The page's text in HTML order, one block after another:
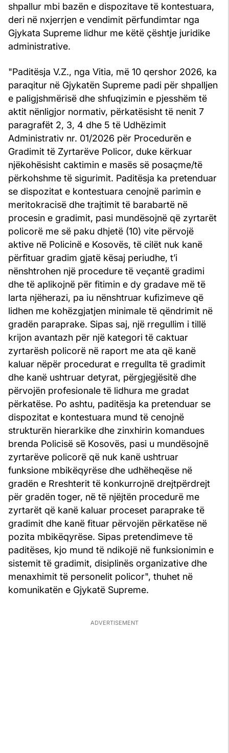
shpallur mbi bazën e dispozitave të kontestuara,
deri në nxjerrjen e vendimit përfundimtar nga
Gjykata Supreme lidhur me këtë çështje juridike
administrative.
"Paditësja V.Z., nga Vitia, më 10 qershor 2026, ka
paraqitur në Gjykatën Supreme padi për shpalljen
e paligjshmërisë dhe shfuqizimin e pjesshëm të
aktit nënligjor normativ, përkatësisht të nenit 7
paragrafët 2, 3, 4 dhe 5 të Udhëzimit
Administrativ nr. 01/2026 për Procedurën e
Gradimit të Zyrtarëve Policor, duke kërkuar
njëkohësisht caktimin e masës së posaçme/të
përkohshme të sigurimit. Paditësja ka pretenduar
se dispozitat e kontestuara cenojnë parimin e
meritokracisë dhe trajtimit të barabartë në
procesin e gradimit, pasi mundësojnë që zyrtarët
policorë me së paku dhjetë (10) vite përvojë
aktive në Policinë e Kosovës, të cilët nuk kanë
përfituar gradim gjatë kësaj periudhe, t’i
nënshtrohen një procedure të veçantë gradimi
dhe të aplikojnë për fitimin e dy gradave më të
larta njëherazi, pa iu nënshtruar kufizimeve që
lidhen me kohëzgjatjen minimale të qëndrimit në
gradën paraprake. Sipas saj, një rregullim i tillë
krijon avantazh për një kategori të caktuar
zyrtarësh policorë në raport me ata që kanë
kaluar nëpër procedurat e rregullta të gradimit
dhe kanë ushtruar detyrat, përgjegjësitë dhe
përvojën profesionale të lidhura me gradat
përkatëse. Po ashtu, paditësja ka pretenduar se
dispozitat e kontestuara mund të cenojnë
strukturën hierarkike dhe zinxhirin komandues
brenda Policisë së Kosovës, pasi u mundësojnë
zyrtarëve policorë që nuk kanë ushtruar
funksione mbikëqyrëse dhe udhëheqëse në
gradën e Rreshterit të konkurrojnë drejtpërdrejt
për gradën toger, në të njëjtën procedurë me
zyrtarët që kanë kaluar proceset paraprake të
gradimit dhe kanë fituar përvojën përkatëse në
pozita mbikëqyrëse. Sipas pretendimeve të
paditëses, kjo mund të ndikojë në funksionimin e
sistemit të gradimit, disiplinës organizative dhe
menaxhimit të personelit policor", thuhet në
komunikatën e Gjykatë Supreme.